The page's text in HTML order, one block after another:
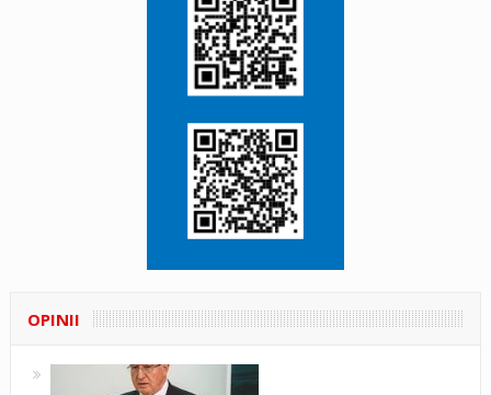
OPINII